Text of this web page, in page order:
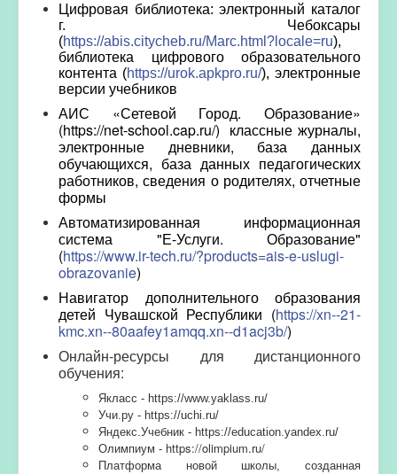
Цифровая библиотека: электронный каталог
г. Чебоксары
(https://abis.citycheb.ru/Marc.html?locale=ru),
библиотека цифрового образовательного
контента (https://urok.apkpro.ru/), электронные
версии учебников
АИС «Сетевой Город. Образование»
(https://net-school.cap.ru/) классные журналы,
электронные дневники, база данных
обучающихся, база данных педагогических
работников, сведения о родителях, отчетные
формы
Автоматизированная информационная
система "Е-Услуги. Образование"
(https://www.ir-tech.ru/?products=ais-e-uslugi-
obrazovanie)
Навигатор дополнительного образования
детей Чувашской Республики (https://xn--21-
kmc.xn--80aafey1amqq.xn--d1acj3b/)
Онлайн-ресурсы для дистанционного
обучения:
Якласс - https://www.yaklass.ru/
Учи.ру - https://uchi.ru/
Яндекс.Учебник - https://education.yandex.ru/
Олимпиум - https://olimpium.ru/
Платформа новой школы, созданная